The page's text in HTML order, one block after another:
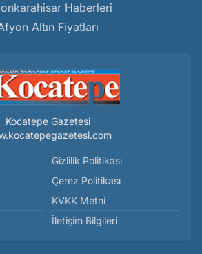
Haberleri
Altın Fiyatları
Kocatepe Gazetesi
Gizlilik Politikası
Çerez Politikası
KVKK Metni
İletişim Bilgileri